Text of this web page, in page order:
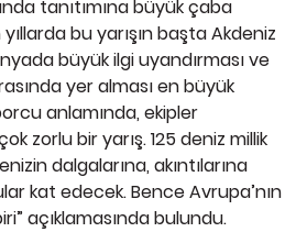
tanıtımına büyük çaba
bu yarışın başta Akdeniz
büyük ilgi uyandırması ve
yer alması en büyük
anlamında, ekipler
zorlu bir yarış. 125 deniz millik
dalgalarına, akıntılarına
kat edecek. Bence Avrupa’nın
açıklamasında bulundu.